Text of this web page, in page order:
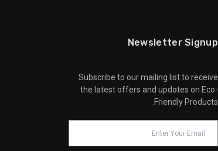
Newsletter Signup
Subscribe to our mailing list to receive
the latest offers and updates on Eco-
Friendly Products.